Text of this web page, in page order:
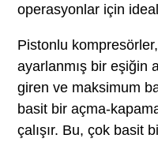
operasyonlar için
Pistonlu
ayarlanmış bir eşiğin
giren ve maksimum
basit bir açma-
çalışır. Bu, çok basit